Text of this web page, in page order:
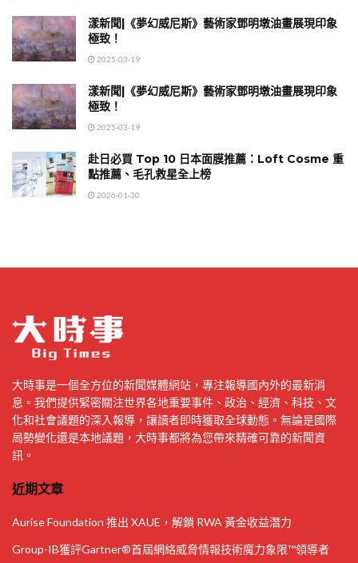
漾新聞|《夢幻威尼斯》藝術家鄧明墩油畫展現印象
極致！
2025-03-19
漾新聞|《夢幻威尼斯》藝術家鄧明墩油畫展現印象
極致！
2025-03-19
赴日必買 Top 10 日本面膜推薦：Loft Cosme 重
點推薦、毛孔救星全上榜
2026-01-30
大時事是一個全方位的新聞媒體網站，專注報導國內外的最新消
息。我們提供緊密關注世界各地重要事件、政治、經濟、科技、文
化和社會議題的深入報導，讓讀者即時獲取全球動態。無論是國際
局勢變化還是本地議題，大時事都將為您帶來精確可靠的新聞資
訊。
近期文章
Aurise Foundation 推出 XAUE，解鎖 RWA 黃金收益潛力
Group-IB獲評Gartner®首屆網絡威脅情報技術魔力象限™領導者